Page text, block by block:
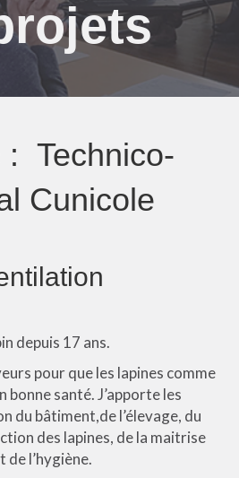
: Technico-
Cunicole
depuis 17 ans.
pour que les lapines comme
bonne santé. J’apporte les
du bâtiment,de l’élevage, du
des lapines, de la maitrise
de l’hygiène.